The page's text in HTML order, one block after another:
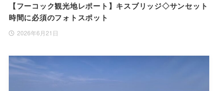
【フーコック観光地レポート】キスブリッジ◇サンセット
時間に必須のフォトスポット
2026年6月21日